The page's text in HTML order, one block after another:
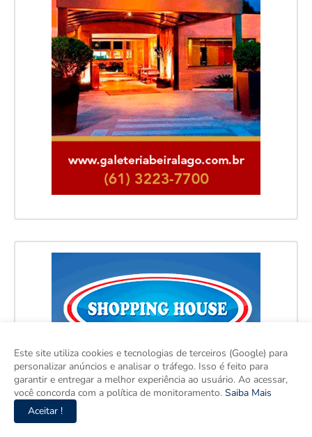
Este site utiliza cookies e tecnologias de terceiros (Google) para
personalizar anúncios e analisar o tráfego. Isso é feito para
garantir e entregar a melhor experiência ao usuário. Ao acessar,
você concorda com a política de monitoramento. Saiba Mais
Aceitar !